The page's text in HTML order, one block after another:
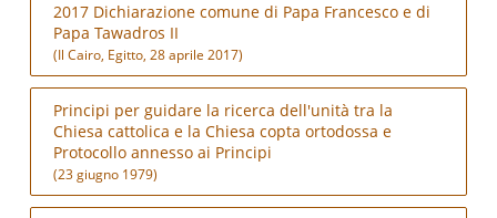
2017 Dichiarazione comune di Papa Francesco e di
Papa Tawadros II
(Il Cairo, Egitto, 28 aprile 2017)
Principi per guidare la ricerca dell'unità tra la
Chiesa cattolica e la Chiesa copta ortodossa e
Protocollo annesso ai Principi
(23 giugno 1979)